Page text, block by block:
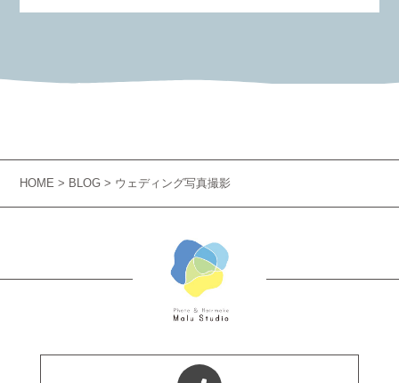
HOME> BLOG > ウェディング写真撮影